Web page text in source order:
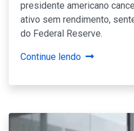
presidente americano
ativo sem rendimento,
do Federal Reserve.
Continue lendo